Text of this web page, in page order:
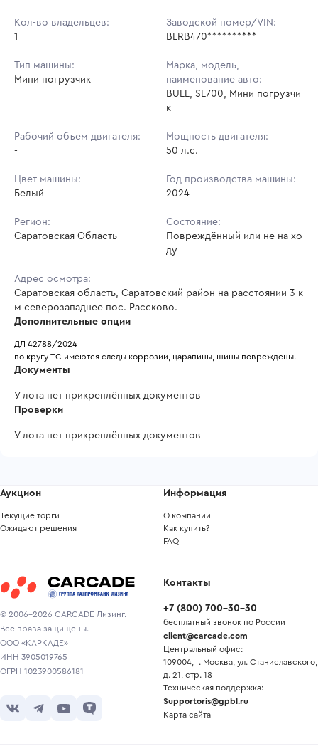
Кол-во владельцев:
1
Заводской номер/VIN:
BLRB470**********
Тип машины:
Мини погрузчик
Марка, модель,
наименование авто:
BULL, SL700, Мини погрузчи
к
Рабочий объем двигателя:
-
Мощность двигателя:
50 л.с.
Цвет машины:
Белый
Год производства машины:
2024
Регион:
Саратовская Область
Состояние:
Повреждённый или не на хо
ду
Адрес осмотра:
Саратовская область, Саратовский район на расстоянии 3 к
м северозападнее пос. Рассково.
Дополнительные опции
ДЛ 42788/2024
по кругу ТС имеются следы коррозии, царапины, шины повреждены.
Документы
У лота нет прикреплённых документов
Проверки
У лота нет прикреплённых документов
© 2006-2026 CARCADE Лизинг.
Все права защищены.
ООО «КАРКАДЕ»
ИНН 3905019765
ОГРН 1023900586181
Аукцион
Текущие торги
Ожидают решения
Информация
О компании
Как купить?
FAQ
Контакты
+7 (800) 700-30-30
бесплатный звонок по России
client@carcade.com
Центральный офис:
109004, г. Москва, ул. Станиславского,
д. 21, стр. 18
Техническая поддержка:
Supportoris@gpbl.ru
Карта сайта